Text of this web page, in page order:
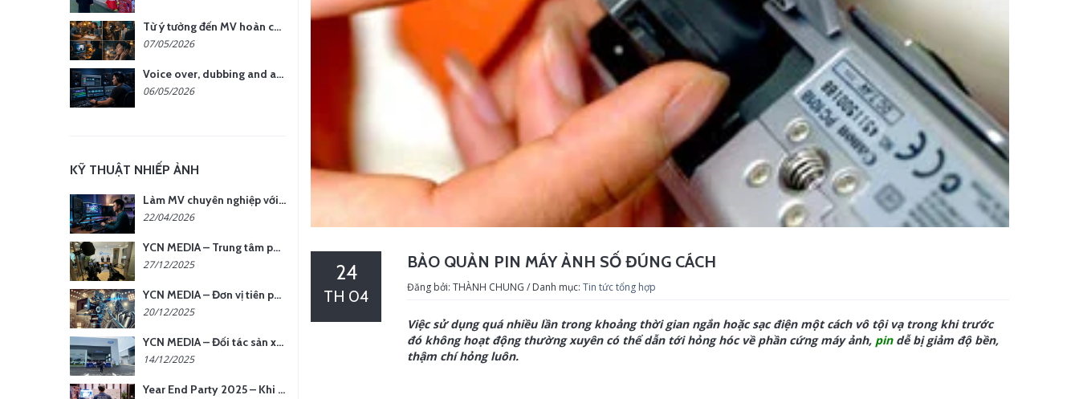
BẢO QUẢN PIN MÁY ẢNH SỐ ĐÚNG CÁCH
24
TH 04 Đăng bởi: THÀNH CHUNG / Danh mục: Tin tức tổng hợp
Việc sử dụng quá nhiều lần trong khoảng thời gian ngắn hoặc sạc điện một cách vô tội vạ trong khi trước
đó không hoạt động thường xuyên có thể dẫn tới hỏng hóc về phần cứng máy ảnh, pin dễ bị giảm độ bền,
thậm chí hỏng luôn.
Từ ý tưởng đến MV hoàn chỉnh: giải pháp trọn gói tại YCN Media
07/05/2026
Voice over, dubbing and audio production services in Vietnam for global content
06/05/2026
KỸ THUẬT NHIẾP ẢNH
Làm MV chuyên nghiệp với chi phí tối ưu: nên chọn quay thực tế hay video AI?
22/04/2026
YCN MEDIA – Trung tâm phụ kiện quay chụp tại Hà Nội
27/12/2025
YCN MEDIA – Đơn vị tiên phong sản xuất hình ảnh & âm thanh bằng AI tại Hà Nội
20/12/2025
YCN MEDIA – Đối tác sản xuất hình ảnh chuyên nghiệp cho doanh nghiệp tại Hà Nội
14/12/2025
Year End Party 2025 – Khi Khoảnh Khắc Trở Thành Dấu Ấn | Gói Ưu Đãi Tháng 12 Từ YCN Media